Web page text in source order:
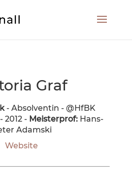
Graf
- Absolventin - @HfBK
2012 - Meisterprof:Hans-
Adamski
Website